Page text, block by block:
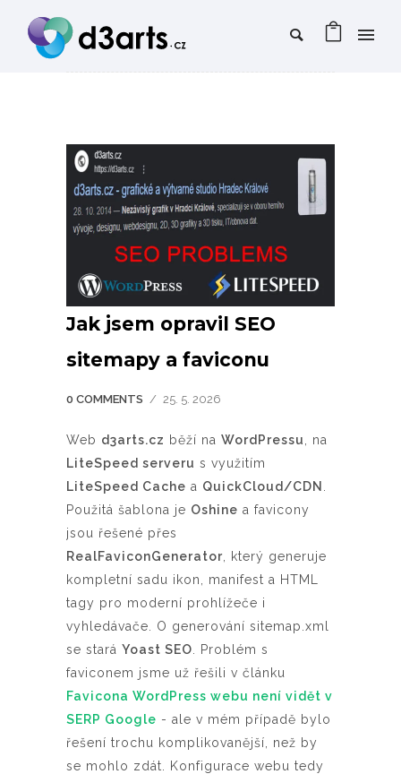
Jak jsem opravil SEO
sitemapy a faviconu
0 COMMENTS / 25. 5. 2026
Web d3arts.cz běží na WordPressu
, na
LiteSpeed serveru s využitím
LiteSpeed Cache a QuickCloud/CDN
Použitá šablona je Oshine a favicony
jsou řešené přes
RealFaviconGenerator , který generuje
kompletní sadu ikon, manifest a HTML
tagy pro moderní prohlížeče i
vyhledávače. O generování sitemap.xml
se stará Yoast SEO . Problém s
faviconem jsme už řešili v článku
Favicona WordPress webu není vidět v
SERP Google - ale v mém případě bylo
řešení trochu komplikovanější, než by
se mohlo zdát. Konfigurace webu tedy